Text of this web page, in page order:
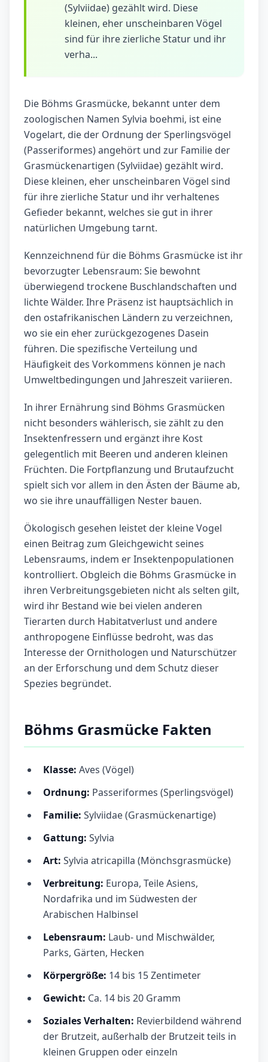
(Sylviidae) gezählt wird. Diese
kleinen, eher unscheinbaren Vögel
sind für ihre zierliche Statur und ihr
verha...
Die Böhms Grasmücke, bekannt unter dem
zoologischen Namen Sylvia boehmi, ist eine
Vogelart, die der Ordnung der Sperlingsvögel
(Passeriformes) angehört und zur Familie der
Grasmückenartigen (Sylviidae) gezählt wird.
Diese kleinen, eher unscheinbaren Vögel sind
für ihre zierliche Statur und ihr verhaltenes
Gefieder bekannt, welches sie gut in ihrer
natürlichen Umgebung tarnt.
Kennzeichnend für die Böhms Grasmücke ist ihr
bevorzugter Lebensraum: Sie bewohnt
überwiegend trockene Buschlandschaften und
lichte Wälder. Ihre Präsenz ist hauptsächlich in
den ostafrikanischen Ländern zu verzeichnen,
wo sie ein eher zurückgezogenes Dasein
führen. Die spezifische Verteilung und
Häufigkeit des Vorkommens können je nach
Umweltbedingungen und Jahreszeit variieren.
In ihrer Ernährung sind Böhms Grasmücken
nicht besonders wählerisch, sie zählt zu den
Insektenfressern und ergänzt ihre Kost
gelegentlich mit Beeren und anderen kleinen
Früchten. Die Fortpflanzung und Brutaufzucht
spielt sich vor allem in den Ästen der Bäume ab,
wo sie ihre unauffälligen Nester bauen.
Ökologisch gesehen leistet der kleine Vogel
einen Beitrag zum Gleichgewicht seines
Lebensraums, indem er Insektenpopulationen
kontrolliert. Obgleich die Böhms Grasmücke in
ihren Verbreitungsgebieten nicht als selten gilt,
wird ihr Bestand wie bei vielen anderen
Tierarten durch Habitatverlust und andere
anthropogene Einflüsse bedroht, was das
Interesse der Ornithologen und Naturschützer
an der Erforschung und dem Schutz dieser
Spezies begründet.
Böhms Grasmücke Fakten
Klasse: Aves (Vögel)
Ordnung: Passeriformes (Sperlingsvögel)
Familie: Sylviidae (Grasmückenartige)
Gattung: Sylvia
Art: Sylvia atricapilla (Mönchsgrasmücke)
Verbreitung: Europa, Teile Asiens,
Nordafrika und im Südwesten der
Arabischen Halbinsel
Lebensraum: Laub- und Mischwälder,
Parks, Gärten, Hecken
Körpergröße: 14 bis 15 Zentimeter
Gewicht: Ca. 14 bis 20 Gramm
Soziales Verhalten: Revierbildend während
der Brutzeit, außerhalb der Brutzeit teils in
kleinen Gruppen oder einzeln